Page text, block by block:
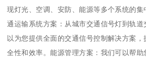
现灯光、空调、安防、能源等多个系统的
通运输系统方案：从城市交通信号灯到轨
以为您提供全面的交通信号控制解决方案
全性和效率。能源管理方案：我们可以帮助